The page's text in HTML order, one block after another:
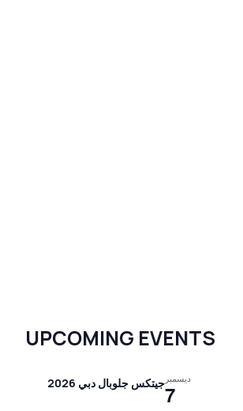
UPCOMING EVENTS
ديسمبر
7جيتكس جلوبال دبي 2026